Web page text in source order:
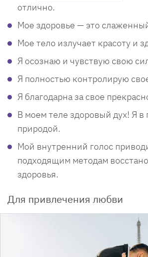
отлично.
Мое здоровье — это
Мое тело излучает красоту и
Я осознаю и чувствую свою
Я полностью контролирую
Я благодарна за свое
В моем теле здоровый дух! Я в
природой.
Мой внутренний голос
подходящим методам
здоровья.
Для привлечения любви